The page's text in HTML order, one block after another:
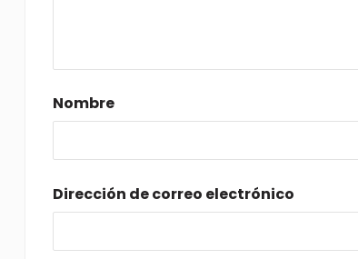
Nombre
Dirección de correo electrónico